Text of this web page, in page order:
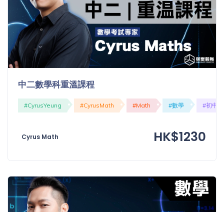
選
項
「同
時符
合所
有標
籤」
精準
中二數學科重溫課程
#CyrusYeung #CyrusMath #Math #數學 #初中
Cyrus Math HK$1230